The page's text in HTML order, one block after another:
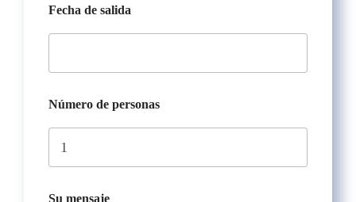
Fecha de salida
Número de personas
Su mensaje